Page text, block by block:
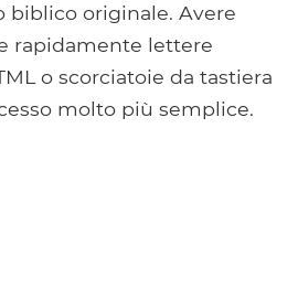
biblico originale. Avere
rapidamente lettere
o scorciatoie da tastiera
molto più semplice.